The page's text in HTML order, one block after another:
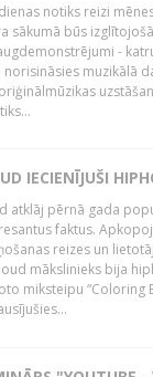
notiks reizi
sākumā būs
-
muzikālā
IECIENĪJUŠI
atklāj pērnā gada
faktus.
reizes un
mākslinieks bija
miksteipu “Coloring